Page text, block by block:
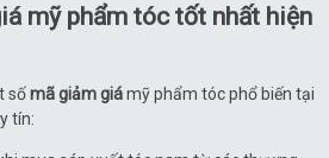
mỹ phẩm tóc tốt nhất hiện
sốmã giảm giámỹ phẩm tóc phổ biến tại
tín: